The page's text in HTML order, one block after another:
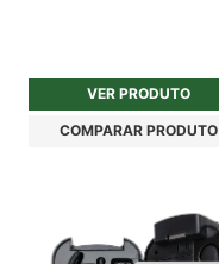
VER PRODUTO
COMPARAR PRODUTO